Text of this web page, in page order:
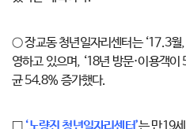
○ 장교동 청년일자리센터는 ‘17.3
영하고 있으며, ‘18년 방문·이용객
균 54.8% 증가했다.